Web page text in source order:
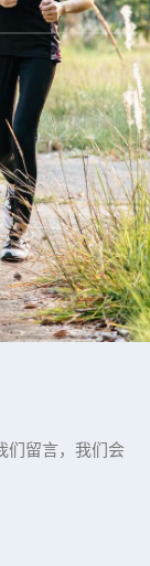
们留言，我们会